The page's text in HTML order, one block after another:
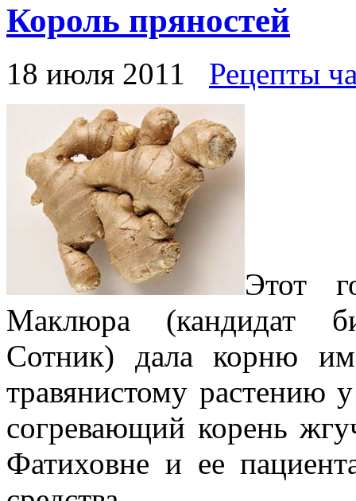
Король пряностей
18 июля 2011 Рецепты
Этот
Маклюра (кандидат
Сотник) дала корню
травянистому растению
согревающий корень
Фатиховне и ее